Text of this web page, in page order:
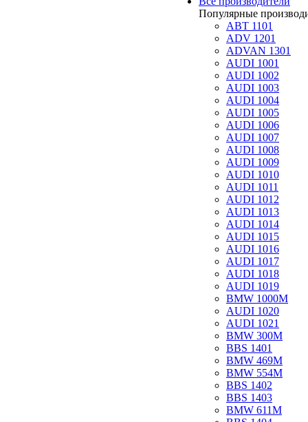
Популярные
ABT 1101
ADV 1201
ADVAN 1301
AUDI 1001
AUDI 1002
AUDI 1003
AUDI 1004
AUDI 1005
AUDI 1006
AUDI 1007
AUDI 1008
AUDI 1009
AUDI 1010
AUDI 1011
AUDI 1012
AUDI 1013
AUDI 1014
AUDI 1015
AUDI 1016
AUDI 1017
AUDI 1018
AUDI 1019
BMW 1000M
AUDI 1020
AUDI 1021
BMW 300M
BBS 1401
BMW 469M
BMW 554M
BBS 1402
BBS 1403
BMW 611M